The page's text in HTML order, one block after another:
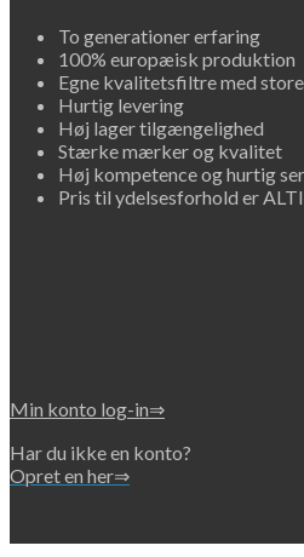
To generationer erfaring
100% europæisk produktion
Egne kvalitetsfiltre med
Hurtig levering
Høj lager tilgængelighed
Stærke mærker og kvalitet
Høj kompetence og hurtig
Pris til ydelsesforhold er
Min konto log-in⇒
Har du ikke en konto?
Opret en her⇒